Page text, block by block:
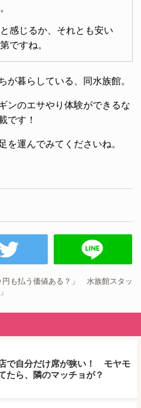
感じるか、それとも安い
ですね。
が暮らしている、同水族館。
ンのエサやり体験ができるな
です！
を運んでみてくださいね。
円も払う価値ある？」 水族館スタッ
で自分だけ席が狭い！ モヤモ
たら、隣のマッチョが？